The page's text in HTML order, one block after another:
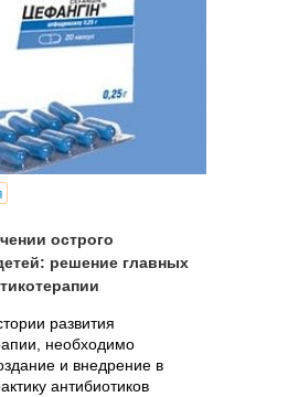
острого
решение главных
развития
необходимо
и внедрение в
антибиотиков